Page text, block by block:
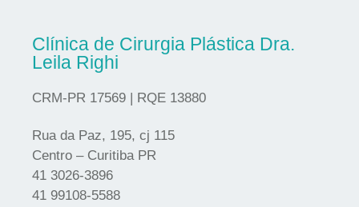
Clínica de Cirurgia Plástica Dra.
Leila Righi
CRM-PR 17569 | RQE 13880
Rua da Paz, 195, cj 115
Centro – Curitiba PR
41 3026-3896
41 99108-5588